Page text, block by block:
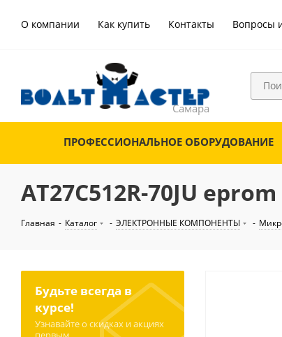
О компании Как купить Контакты Вопросы
ПРОФЕССИОНАЛЬНОЕ ОБОРУДОВАНИЕ
AT27C512R-70JU
Главная - Каталог - ЭЛЕКТРОННЫЕ КОМПОНЕНТЫ -
Будьте всегда в
курсе!
Узнавайте о скидках и акциях